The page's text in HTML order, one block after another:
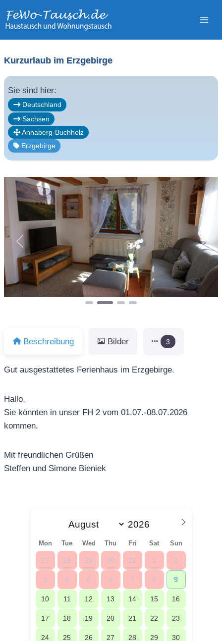
Inhalt
Kurzurlaub im Erzgebirge
Sie sind hier:
Deutschland
Sachsen
Annaberg-Buchholz
Erzgebirge
Vorheriges
Beschreibung Bilder 3
Gut ausgestattetes Ferienhaus im Erzgebirge.
Hallo,
Sie könnten in unser FH 2 vom 01.07.-08.07.2026
kommen.
Mit freundlichen Grüßen
Steffen und Simone Bieniek
Mon Tue Wed Thu Fri Sat Sun
27 28 29 30 31 1 2
3 4 5 6 7 8 9
10 11 12 13 14 15 16
17 18 19 20 21 22 23
24 25 26 27 28 29 30